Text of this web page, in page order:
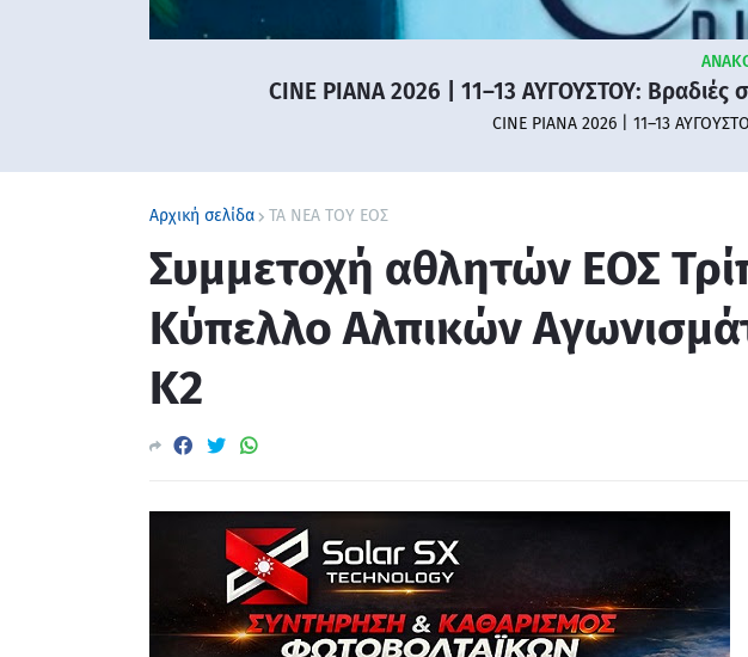
CINE PIANA 2026 | 11–13 ΑΥΓΟΥΣΤΟΥ:
CINE PIANA 2026 | 11–13
Αρχική σελίδα ΤΑ ΝΕΑ ΤΟΥ ΕΟΣ
Συμμετοχή αθλητών ΕΟΣ
Κύπελλο Αλπικών
Κ2